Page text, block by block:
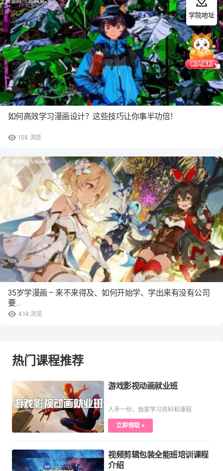
158 浏览
如何高效学习漫画设计？这些技巧让你事半功倍！
4.1k 浏览
35岁学漫画 – 来不来得及、如何开始学、学出来有没有公司
要…
热门课程推荐
游戏影视动画就业班
人手一份，独家学习资料和课程
立即领取 >
视频剪辑包装全能班培训课程
介绍
学院地址